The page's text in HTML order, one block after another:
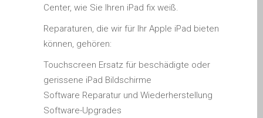
Apple Mac Pro Repair
Dundee – Mac Pro Server
other repairs and
Angus, Tayside and North
Center, wie Sie Ihren iPad fix weiß.
Reparaturen, die wir für Ihr Apple iPad bieten
können, gehören:
Touchscreen Ersatz für beschädigte oder
gerissene iPad Bildschirme
Software Reparatur und Wiederherstellung
Software-Upgrades